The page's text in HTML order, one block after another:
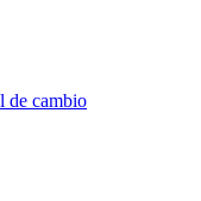
de cambio